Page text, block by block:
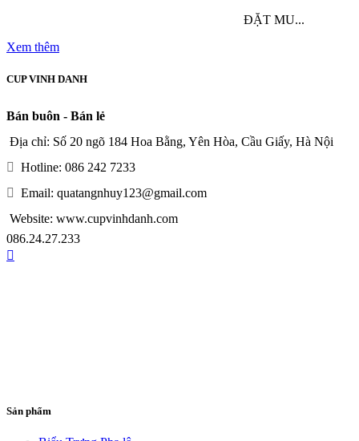
ĐẶT MU...
Xem thêm
CUP VINH DANH
Bán buôn - Bán lẻ
Địa chỉ: Số 20 ngõ 184 Hoa Bằng, Yên Hòa, Cầu Giấy, Hà Nội
Hotline: 086 242 7233
Email: quatangnhuy123@gmail.com
Website: www.cupvinhdanh.com
086.24.27.233
Sản phẩm